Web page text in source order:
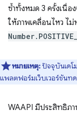
ซ้ำทั้งหมด 3 ครั้งเนื่อง
ให้ภาพเคลื่อนไหว ไม่
หมายเหตุ: ปัจจุบันเดโ
แพลตฟอร์มเว็บเวอร์ชันท
WAAPI มีประสิทธิภ